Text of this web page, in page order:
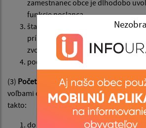
zamestnanec obce je dlhodobo
funkcie poslanca,
štatutárneho orgánu rozpočtovej
príspevkovej organizácie zriadenej
zvolený,
podľa osobitného zákona.
(3) Počet poslancovna celé volebné
voľbami obecné zastupiteľstvo podľa
takto:
do 40 obyvateľov obce 3 poslanci,